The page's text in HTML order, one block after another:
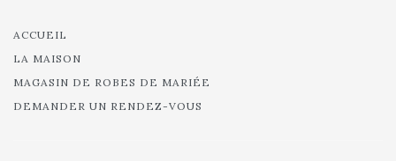
ACCUEIL
LA MAISON
MAGASIN DE ROBES DE MARIÉE
DEMANDER UN RENDEZ-VOUS